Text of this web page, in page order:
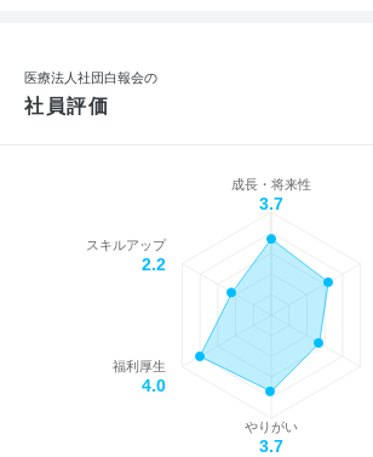
医療法人社団白報会の
社員評価
成長・将来性
3.7
やりがい
3.7
福利厚生
4.0
スキルアップ
2.2